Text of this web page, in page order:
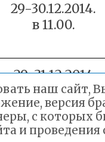
29-30.12.2014.
в 11.00.
29-31.12.2014
В 11.00.
29.12.2014
в 12.00.
наш сайт,
версия
с которых
и